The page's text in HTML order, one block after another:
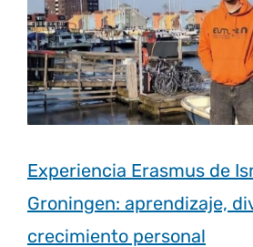
Experiencia Erasmus de
Groningen: aprendizaje,
crecimiento personal